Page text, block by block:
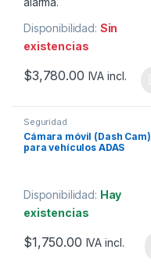
Disponibilidad: Sin
existencias
$3,780.00 IVA incl.
Seguridad
Cámara móvil (Dash Cam)
para vehículos ADAS
Disponibilidad: Hay
existencias
$1,750.00 IVA incl.